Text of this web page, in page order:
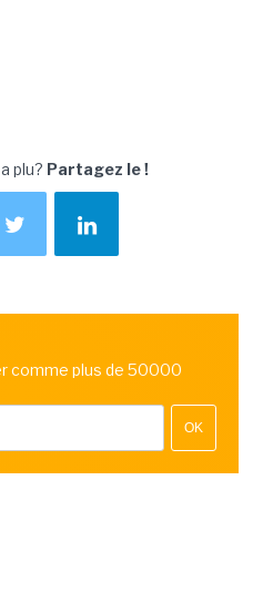
plu? Partagez le !
comme plus de 50000
OK